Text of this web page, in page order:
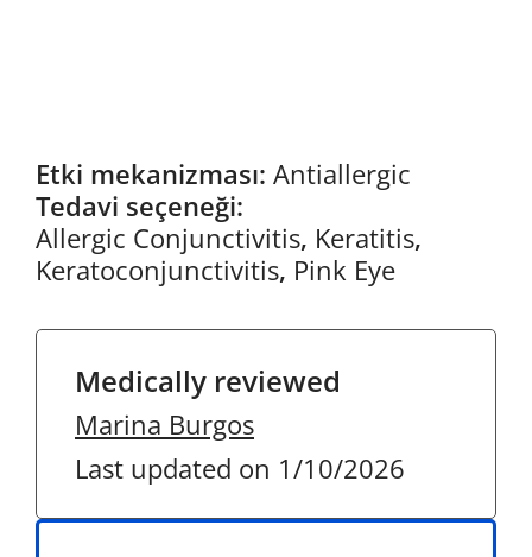
Etki mekanizması: Antiallergic
Tedavi seçeneği:
Allergic Conjunctivitis, Keratitis,
Keratoconjunctivitis, Pink Eye
Medically reviewed
Marina Burgos
Last updated on 1/10/2026